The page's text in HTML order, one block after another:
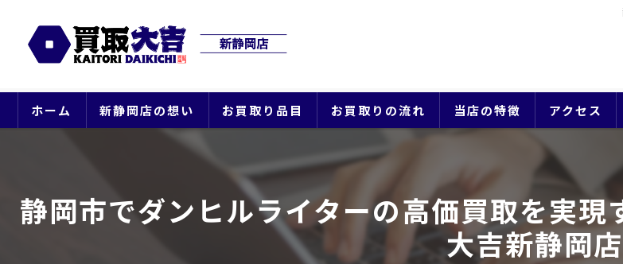
ホーム 新静岡店の想い お買取り品目 お買取りの流れ 当店の特徴
ブランド
ジュエリー
アクセス
静岡市でダンヒルライターの高価買取を実
大吉新静岡店